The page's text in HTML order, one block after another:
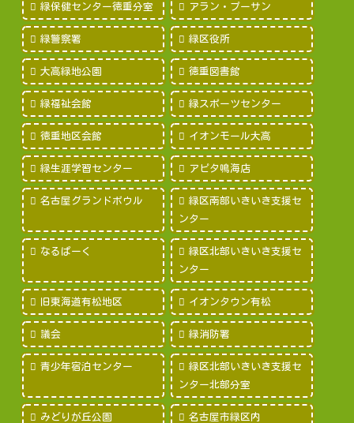
緑保健センター徳重分室 アラン・プーサン
緑警察署 緑区役所
大高緑地公園 徳重図書館
緑福祉会館 緑スポーツセンター
徳重地区会館 イオンモール大高
緑生涯学習センター アピタ鳴海店
名古屋グランドボウル
緑区南部いきいき支援セ
ンター
なるぱーく
緑区北部いきいき支援セ
ンター
旧東海道有松地区 イオンタウン有松
議会 緑消防署
青少年宿泊センター
緑区北部いきいき支援セ
ンター北部分室
みどりが丘公園 名古屋市緑区内